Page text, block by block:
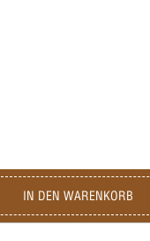
IN DEN WARENKORB